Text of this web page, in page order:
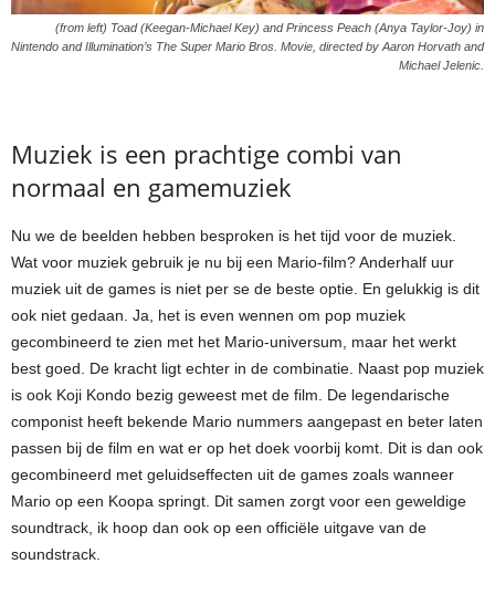
(from left) Toad (Keegan-Michael Key) and Princess Peach (Anya Taylor-Joy) in
Nintendo and Illumination’s The Super Mario Bros. Movie, directed by Aaron Horvath and
Michael Jelenic.
Muziek is een prachtige combi van
normaal en gamemuziek
Nu we de beelden hebben besproken is het tijd voor de muziek.
Wat voor muziek gebruik je nu bij een Mario-film? Anderhalf uur
muziek uit de games is niet per se de beste optie. En gelukkig is dit
ook niet gedaan. Ja, het is even wennen om pop muziek
gecombineerd te zien met het Mario-universum, maar het werkt
best goed. De kracht ligt echter in de combinatie. Naast pop muziek
is ook Koji Kondo bezig geweest met de film. De legendarische
componist heeft bekende Mario nummers aangepast en beter laten
passen bij de film en wat er op het doek voorbij komt. Dit is dan ook
gecombineerd met geluidseffecten uit de games zoals wanneer
Mario op een Koopa springt. Dit samen zorgt voor een geweldige
soundtrack, ik hoop dan ook op een officiële uitgave van de
soundstrack.